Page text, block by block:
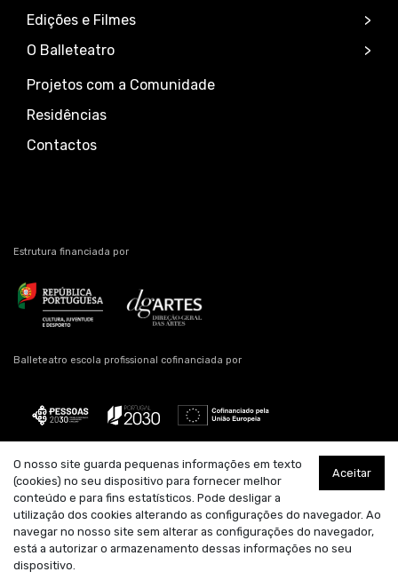
Aceitar
O nosso site guarda pequenas informações em texto
(cookies) no seu dispositivo para fornecer melhor
conteúdo e para fins estatísticos. Pode desligar a
utilização dos cookies alterando as configurações do navegador. Ao
navegar no nosso site sem alterar as configurações do navegador,
está a autorizar o armazenamento dessas informações no seu
dispositivo.
Edições e Filmes
O Balleteatro
Projetos com a Comunidade
Residências
Contactos
Estrutura financiada por
Balleteatro escola profissional cofinanciada por
Estrutura artística residente